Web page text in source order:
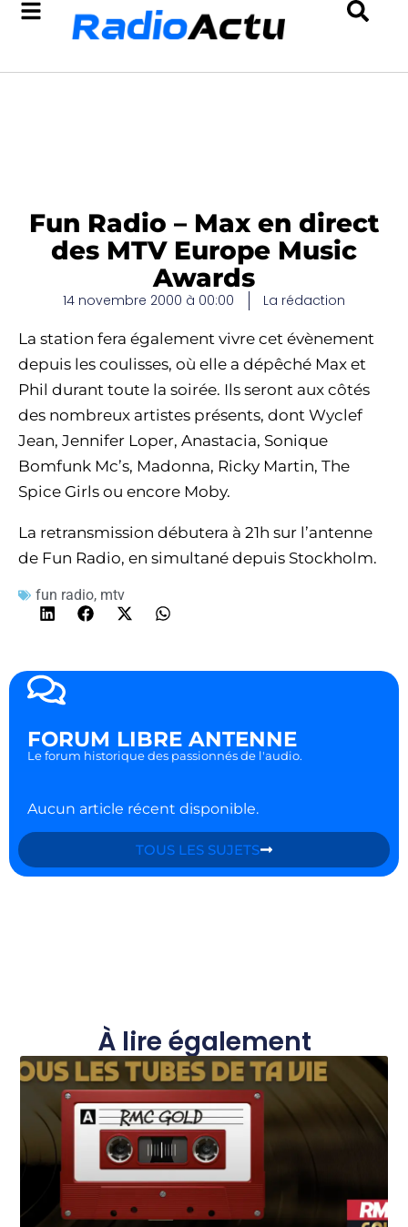
Fun Radio – Max en direct
des MTV Europe Music
Awards
14 novembre 2000 à 00:00 La rédaction
La station fera également vivre cet évènement
depuis les coulisses, où elle a dépêché Max et
Phil durant toute la soirée. Ils seront aux côtés
des nombreux artistes présents, dont Wyclef
Jean, Jennifer Loper, Anastacia, Sonique
Bomfunk Mc’s, Madonna, Ricky Martin, The
Spice Girls ou encore Moby.
La retransmission débutera à 21h sur l’antenne
de Fun Radio, en simultané depuis Stockholm.
fun radio, mtv
FORUM LIBRE ANTENNE
Le forum historique des passionnés de l'audio.
Aucun article récent disponible.
TOUS LES SUJETS
À lire également